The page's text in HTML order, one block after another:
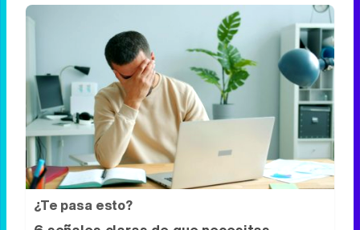
Esto explica el frío
¿Te pasa que por la noche sientes más
frío sin motivo?